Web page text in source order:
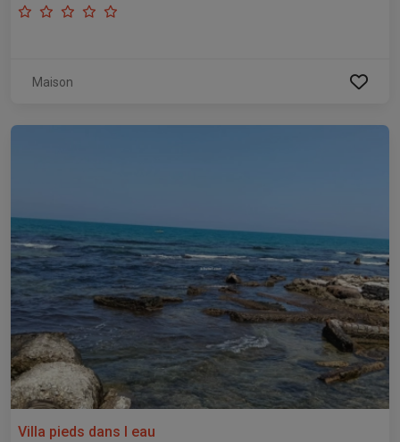
Maison
Villa pieds dans l eau